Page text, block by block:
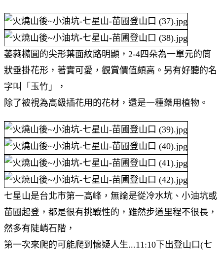
萎蕤橢圓的尖形葉面紋路明顯，2-4四朵為一單元的筒
狀垂掛花形，著實可愛，觀賞價值頗高。另有好聽的名
字叫「玉竹」，
除了被視為高級插花用的花材，還是一種藥用植物。
七星山是台北市第一高峰，無論是從冷水坑、小油坑或
苗圃起登，都是很有挑戰性的，雖然步道里程不很長，
然多有陡峭石階，
第一次來爬的可能爬到懷疑人生...11:10下出登山口(七